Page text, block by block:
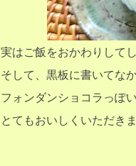
実はご飯をおかわりして
そして、黒板に書いてな
フォンダンショコラっぽ
とてもおいしくいただきま